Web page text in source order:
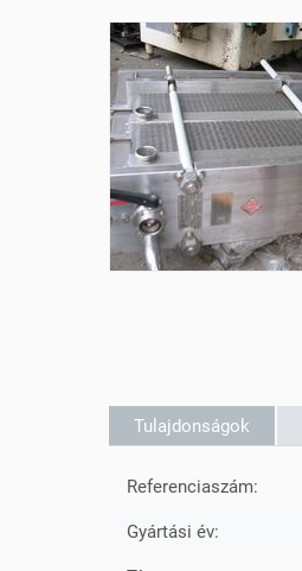
Tulajdonságok
Referenciaszám:
Gyártási év: